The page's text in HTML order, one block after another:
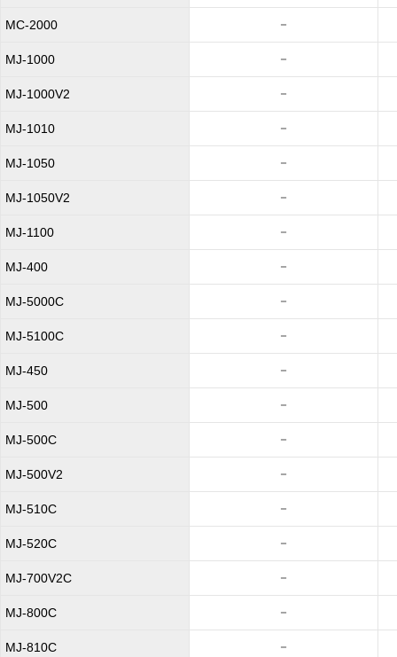
MC-2000 －
MJ-1000 －
MJ-1000V2 －
MJ-1010 －
MJ-1050 －
MJ-1050V2 －
MJ-1100 －
MJ-400 －
MJ-5000C －
MJ-5100C －
MJ-450 －
MJ-500 －
MJ-500C －
MJ-500V2 －
MJ-510C －
MJ-520C －
MJ-700V2C －
MJ-800C －
MJ-810C －